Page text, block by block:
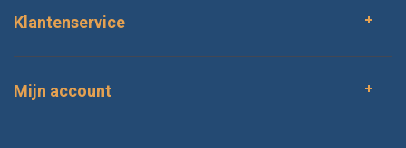
Klantenservice
Mijn account